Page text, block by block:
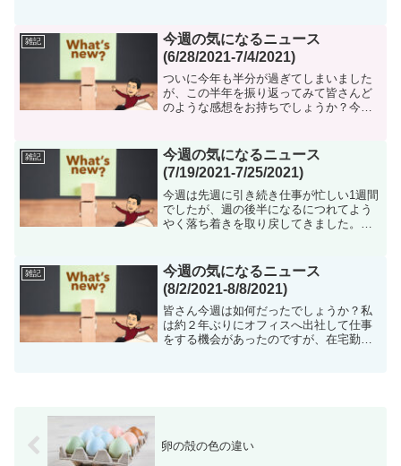
話題を提供させていただいておりました
が、現状を顧みて、まずは...
雑記
今週の気になるニュース
(6/28/2021-7/4/2021)
ついに今年も半分が過ぎてしまいました
が、この半年を振り返ってみて皆さんど
のような感想をお持ちでしょうか？今年
の生活のような活気が戻りつつありま
す。私は一年の初めに目標を...
雑記
今週の気になるニュース
(7/19/2021-7/25/2021)
今週は先週に引き続き仕事が忙しい1週間
でしたが、週の後半になるにつれてよう
やく落ち着きを取り戻してきました。さ
す。空港で顔パス搭乗が実現7月19日、空
港到着時に顔写真を...
雑記
今週の気になるニュース
(8/2/2021-8/8/2021)
皆さん今週は如何だったでしょうか？私
は約２年ぶりにオフィスへ出社して仕事
をする機会があったのですが、在宅勤務
卵の殻の色の違い